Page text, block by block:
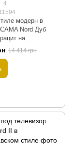
4
модерн в
Nord Дуб
на
ножках
14 414 грн